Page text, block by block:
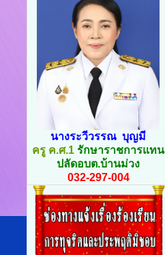
นางระวีวรรณ บุญมี
ครู ค.ศ.1 รักษาราชการแทน
ปลัดอบต.บ้านม่วง
032-297-004